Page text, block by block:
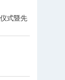
式暨先